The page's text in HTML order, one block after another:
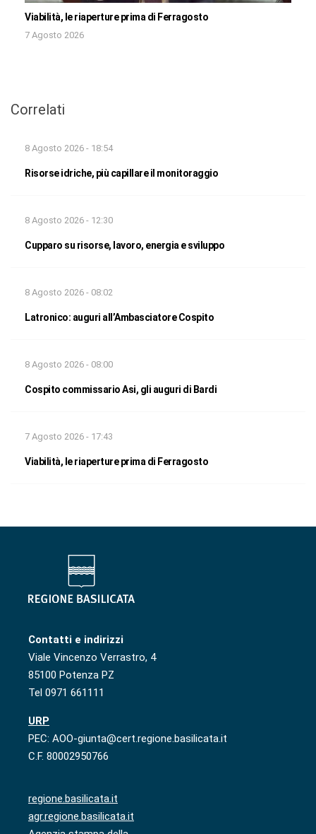
Viabilità, le riaperture prima di Ferragosto
7 Agosto 2026
Correlati
8 Agosto 2026 - 18:54
Risorse idriche, più capillare il monitoraggio
8 Agosto 2026 - 12:30
Cupparo su risorse, lavoro, energia e sviluppo
8 Agosto 2026 - 08:02
Latronico: auguri all’Ambasciatore Cospito
8 Agosto 2026 - 08:00
Cospito commissario Asi, gli auguri di Bardi
7 Agosto 2026 - 17:43
Viabilità, le riaperture prima di Ferragosto
Contatti e indirizzi
Viale Vincenzo Verrastro, 4
85100 Potenza PZ
Tel 0971 661111
URP
PEC: AOO-giunta@cert.regione.basilicata.it
C.F. 80002950766
regione.basilicata.it
agr.regione.basilicata.it